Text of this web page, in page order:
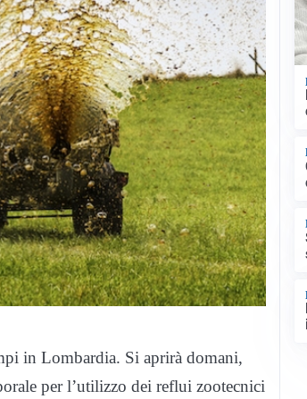
in Lombardia. Si aprirà domani,
per l’utilizzo dei reflui zootecnici